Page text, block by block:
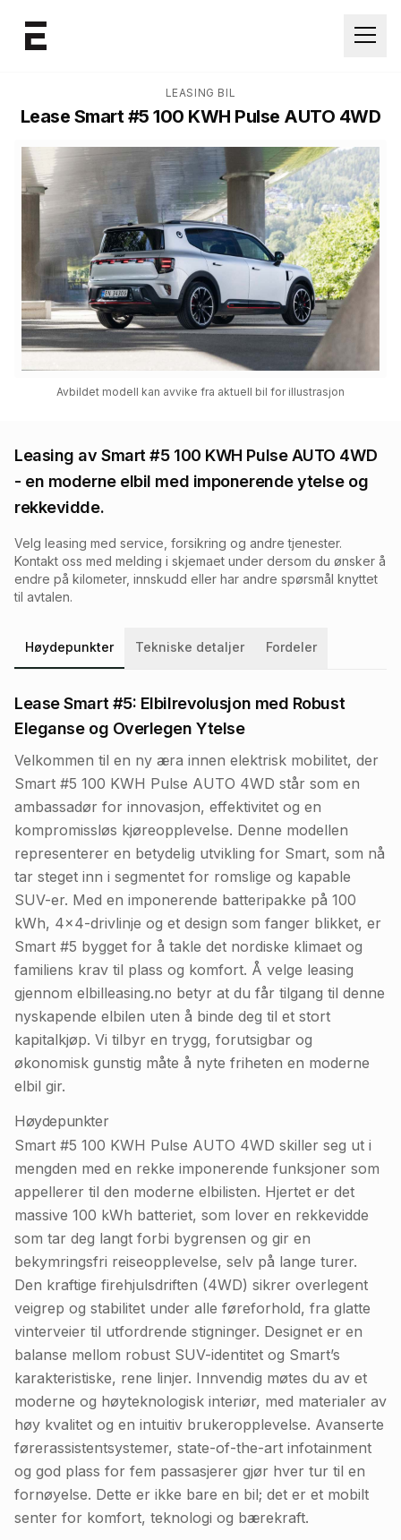
LEASING BIL
Lease Smart #5 100 KWH Pulse AUTO 4WD
Avbildet modell kan avvike fra aktuell bil for illustrasjon
Leasing avSmart #5 100 KWH Pulse AUTO 4WD
- en moderne elbil med imponerende ytelse og
rekkevidde.
Velg leasing med service, forsikring og andre tjenester.
Kontakt oss med melding i skjemaet under dersom du ønsker å
endre på kilometer, innskudd eller har andre spørsmål knyttet
til avtalen.
Høydepunkter Tekniske detaljer Fordeler
Lease Smart #5: Elbilrevolusjon med Robust
Eleganse og Overlegen Ytelse
Velkommen til en ny æra innen elektrisk mobilitet, der
Smart #5 100 KWH Pulse AUTO 4WD står som en
ambassadør for innovasjon, effektivitet og en
kompromissløs kjøreopplevelse. Denne modellen
representerer en betydelig utvikling for Smart, som nå
tar steget inn i segmentet for romslige og kapable
SUV-er. Med en imponerende batteripakke på 100
kWh, 4x4-drivlinje og et design som fanger blikket, er
Smart #5 bygget for å takle det nordiske klimaet og
familiens krav til plass og komfort. Å velge leasing
gjennom elbilleasing.no betyr at du får tilgang til denne
nyskapende elbilen uten å binde deg til et stort
kapitalkjøp. Vi tilbyr en trygg, forutsigbar og
økonomisk gunstig måte å nyte friheten en moderne
elbil gir.
Høydepunkter
Smart #5 100 KWH Pulse AUTO 4WD skiller seg ut i
mengden med en rekke imponerende funksjoner som
appellerer til den moderne elbilisten. Hjertet er det
massive 100 kWh batteriet, som lover en rekkevidde
som tar deg langt forbi bygrensen og gir en
bekymringsfri reiseopplevelse, selv på lange turer.
Den kraftige firehjulsdriften (4WD) sikrer overlegent
veigrep og stabilitet under alle føreforhold, fra glatte
vinterveier til utfordrende stigninger. Designet er en
balanse mellom robust SUV-identitet og Smart’s
karakteristiske, rene linjer. Innvendig møtes du av et
moderne og høyteknologisk interiør, med materialer av
høy kvalitet og en intuitiv brukeropplevelse. Avanserte
førerassistentsystemer, state-of-the-art infotainment
og god plass for fem passasjerer gjør hver tur til en
fornøyelse. Dette er ikke bare en bil; det er et mobilt
senter for komfort, teknologi og bærekraft.